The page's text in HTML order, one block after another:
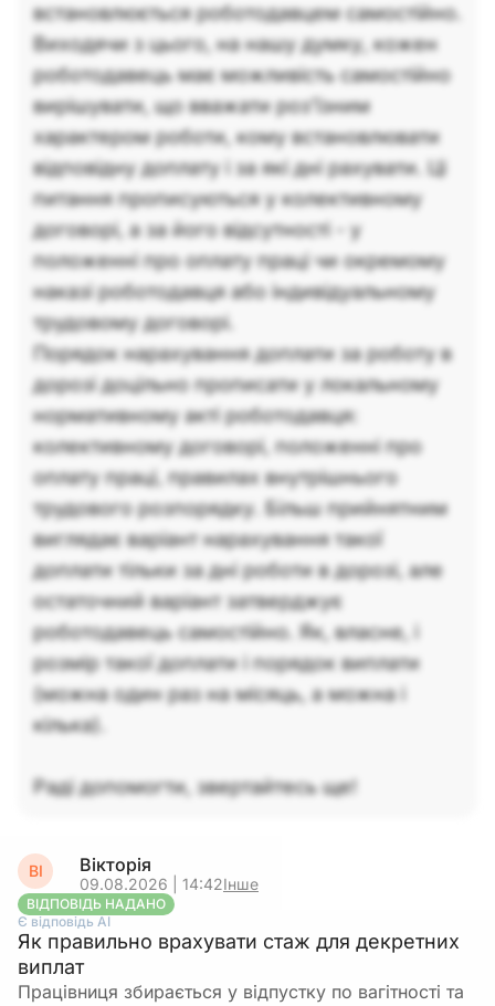
встановлюється роботодавцем самостійно.
Виходячи з цього, на нашу думку, кожен
роботодавець має можливість самостійно
вирішувати, що вважати роз’їзним
характером роботи, кому встановлювати
відповідну доплату і за які дні рахувати. Ці
питання прописуються у колективному
договорі, а за його відсутності - у
положенні про оплату праці чи окремому
наказі роботодавця або індивідуальному
трудовому договорі.
Порядок нарахування доплати за роботу в
дорозі доцільно прописати у локальному
нормативному акті роботодавця:
колективному договорі, положенні про
оплату праці, правилах внутрішнього
трудового розпорядку. Більш прийнятним
виглядає варіант нарахування такої
доплати тільки за дні роботи в дорозі, але
остаточний варіант затверджує
роботодавець самостійно. Як, власне, і
розмір такої доплати і порядок виплати
(можна один раз на місяць, а можна і
кілька).
Раді допомогти, звертайтесь ще!
ВІ Вікторія
09.08.2026 | 14:42Інше
ВІДПОВІДЬ НАДАНО
Є відповідь АІ
Як правильно врахувати стаж для декретних
виплат
Працівниця збирається у відпустку по вагітності та